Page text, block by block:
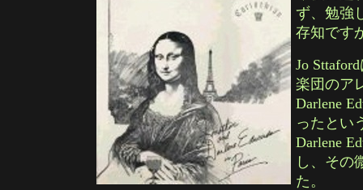
ず、勉強
存知です
Jo
楽団のア
Darlene
ったとい
Darlene
し、その
た。